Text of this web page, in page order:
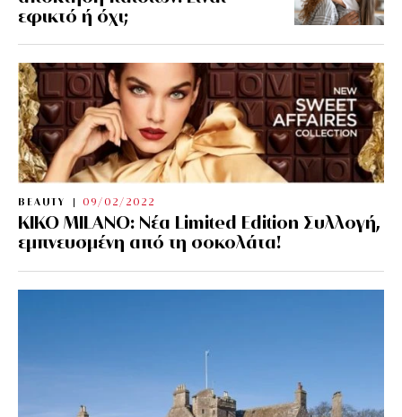
εφικτό ή όχι;
BEAUTY 09/02/2022
KIKO MILANO: Νέα Limited Edition Συλλογή,
εμπνευσμένη από τη σοκολάτα!